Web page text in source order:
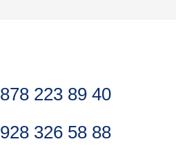
223 89 40
326 58 88